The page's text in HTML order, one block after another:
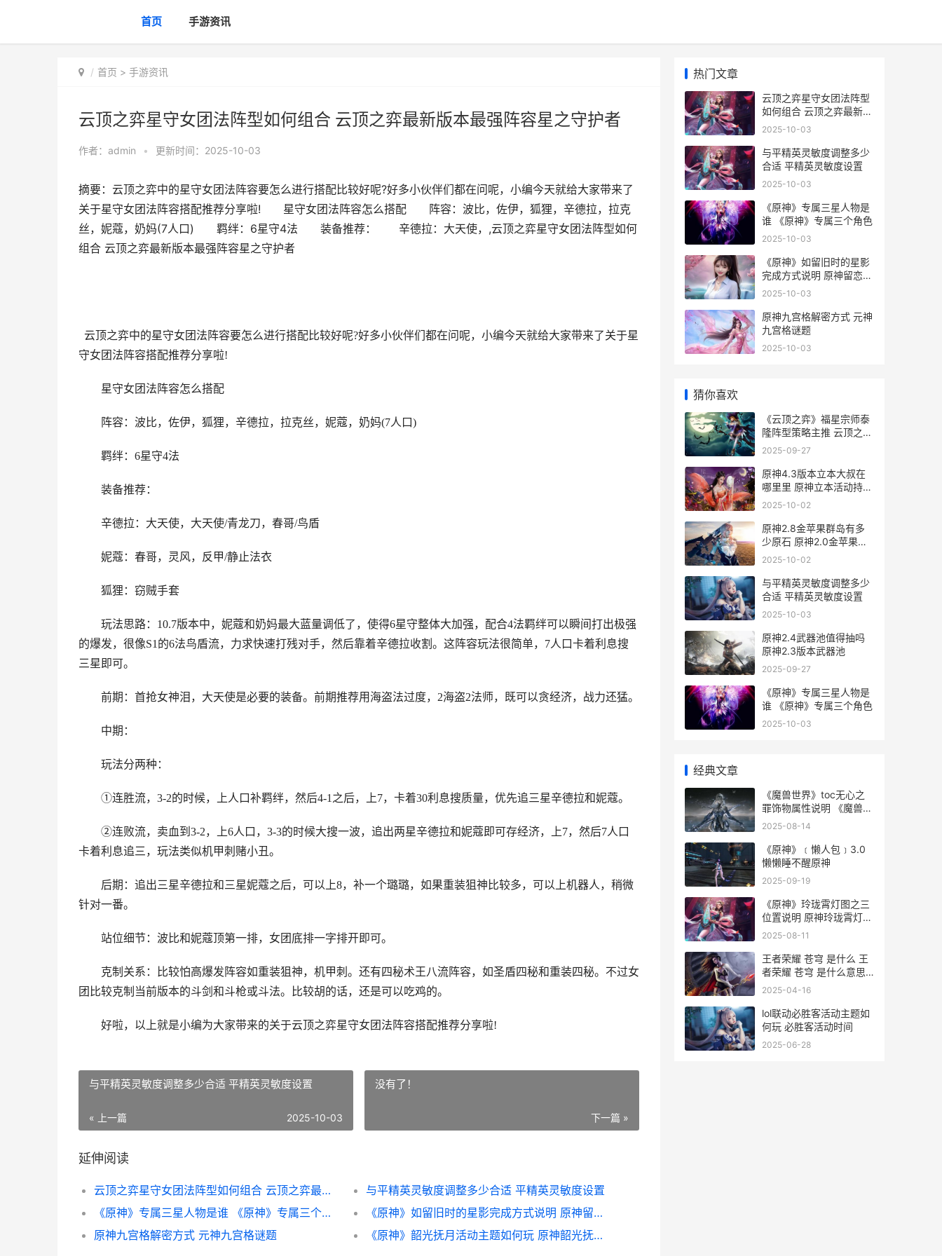
首页 手游资讯
首页 > 手游资讯
云顶之弈星守女团法阵型如何组合 云顶之弈最新版本最强阵容星之守护者
作者： admin • 更新时间：2025-10-03
摘要：云顶之弈中的星守女团法阵容要怎么进行搭配比较好呢?好多小伙伴们都在问呢，小编今天就给大家带来了
关于星守女团法阵容搭配推荐分享啦! 星守女团法阵容怎么搭配 阵容：波比，佐伊，狐狸，辛德拉，拉克
丝，妮蔻，奶妈(7人口) 羁绊：6星守4法 装备推荐： 辛德拉：大天使，,云顶之弈星守女团法阵型如何
组合 云顶之弈最新版本最强阵容星之守护者
云顶之弈中的星守女团法阵容要怎么进行搭配比较好呢?好多小伙伴们都在问呢，小编今天就给大家带来了关于星
守女团法阵容搭配推荐分享啦!
星守女团法阵容怎么搭配
阵容：波比，佐伊，狐狸，辛德拉，拉克丝，妮蔻，奶妈(7人口)
羁绊：6星守4法
装备推荐：
辛德拉：大天使，大天使/青龙刀，春哥/鸟盾
妮蔻：春哥，灵风，反甲/静止法衣
狐狸：窃贼手套
玩法思路：10.7版本中，妮蔻和奶妈最大蓝量调低了，使得6星守整体大加强，配合4法羁绊可以瞬间打出极强
的爆发，很像S1的6法鸟盾流，力求快速打残对手，然后靠着辛德拉收割。这阵容玩法很简单，7人口卡着利息搜
三星即可。
前期：首抢女神泪，大天使是必要的装备。前期推荐用海盗法过度，2海盗2法师，既可以贪经济，战力还猛。
中期：
玩法分两种：
①连胜流，3-2的时候，上人口补羁绊，然后4-1之后，上7，卡着30利息搜质量，优先追三星辛德拉和妮蔻。
②连败流，卖血到3-2，上6人口，3-3的时候大搜一波，追出两星辛德拉和妮蔻即可存经济，上7，然后7人口
卡着利息追三，玩法类似机甲刺赌小丑。
后期：追出三星辛德拉和三星妮蔻之后，可以上8，补一个璐璐，如果重装狙神比较多，可以上机器人，稍微
针对一番。
站位细节：波比和妮蔻顶第一排，女团底排一字排开即可。
克制关系：比较怕高爆发阵容如重装狙神，机甲刺。还有四秘术王八流阵容，如圣盾四秘和重装四秘。不过女
团比较克制当前版本的斗剑和斗枪或斗法。比较胡的话，还是可以吃鸡的。
好啦，以上就是小编为大家带来的关于云顶之弈星守女团法阵容搭配推荐分享啦!
与平精英灵敏度调整多少合适 平精英灵敏度设置
« 上一篇 2025-10-03
没有了！
下一篇 »
延伸阅读
云顶之弈星守女团法阵型如何组合 云顶之弈最新版本最强阵容星之守护者
与平精英灵敏度调整多少合适 平精英灵敏度设置
《原神》专属三星人物是谁 《原神》专属三个角色
《原神》如留旧时的星影完成方式说明 原神留恋镜在哪里
原神九宫格解密方式 元神九宫格谜题
《原神》韶光抚月活动主题如何玩 原神韶光抚月活动时间
热门文章
云顶之弈星守女团法阵型
如何组合 云顶之弈最新版
本最强阵容星之守护者
2025-10-03
与平精英灵敏度调整多少
合适 平精英灵敏度设置
2025-10-03
《原神》专属三星人物是
谁 《原神》专属三个角色
2025-10-03
《原神》如留旧时的星影
完成方式说明 原神留恋镜
在哪里
2025-10-03
原神九宫格解密方式 元神
九宫格谜题
2025-10-03
猜你喜欢
《云顶之弈》福星宗师泰
隆阵型策略主推 云顶之弈
福牛守护者怎么玩
2025-09-27
原神4.3版本立本大叔在
哪里里 原神立本活动持续
几天
2025-10-02
原神2.8金苹果群岛有多
少原石 原神2.0金苹果群
岛还在吗
2025-10-02
与平精英灵敏度调整多少
合适 平精英灵敏度设置
2025-10-03
原神2.4武器池值得抽吗
原神2.3版本武器池
2025-09-27
《原神》专属三星人物是
谁 《原神》专属三个角色
2025-10-03
经典文章
《魔兽世界》toc无心之
罪饰物属性说明 《魔兽世
界》国服更新内容
2025-08-14
《原神》﹝懒人包﹞3.0
懒懒睡不醒原神
2025-09-19
《原神》玲珑霄灯图之三
位置说明 原神玲珑霄灯任
务
2025-08-11
王者荣耀 苍穹 是什么 王
者荣耀 苍穹 是什么意思
啊
2025-04-16
lol联动必胜客活动主题如
何玩 必胜客活动时间
2025-06-28